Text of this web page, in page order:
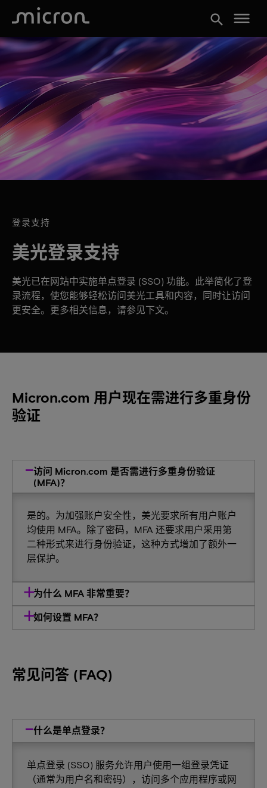
search menu
登录支持
美光登录支持
美光已在网站中实施单点登录 (SSO) 功能。此举简化了登
录流程，使您能够轻松访问美光工具和内容，同时让访问
更安全。更多相关信息，请参见下文。
Micron.com 用户现在需进行多重身份
验证
访问 Micron.com 是否需进行多重身份验证
(MFA)？
是的。为加强账户安全性，美光要求所有用户账户
均使用 MFA。除了密码，MFA 还要求用户采用第
二种形式来进行身份验证，这种方式增加了额外一
层保护。
为什么 MFA 非常重要？
如何设置 MFA？
常见问答 (FAQ)
什么是单点登录？
单点登录 (SSO) 服务允许用户使用一组登录凭证
（通常为用户名和密码），访问多个应用程序或网